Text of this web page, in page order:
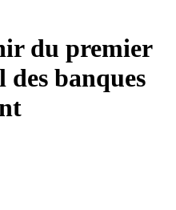
du premier
banques